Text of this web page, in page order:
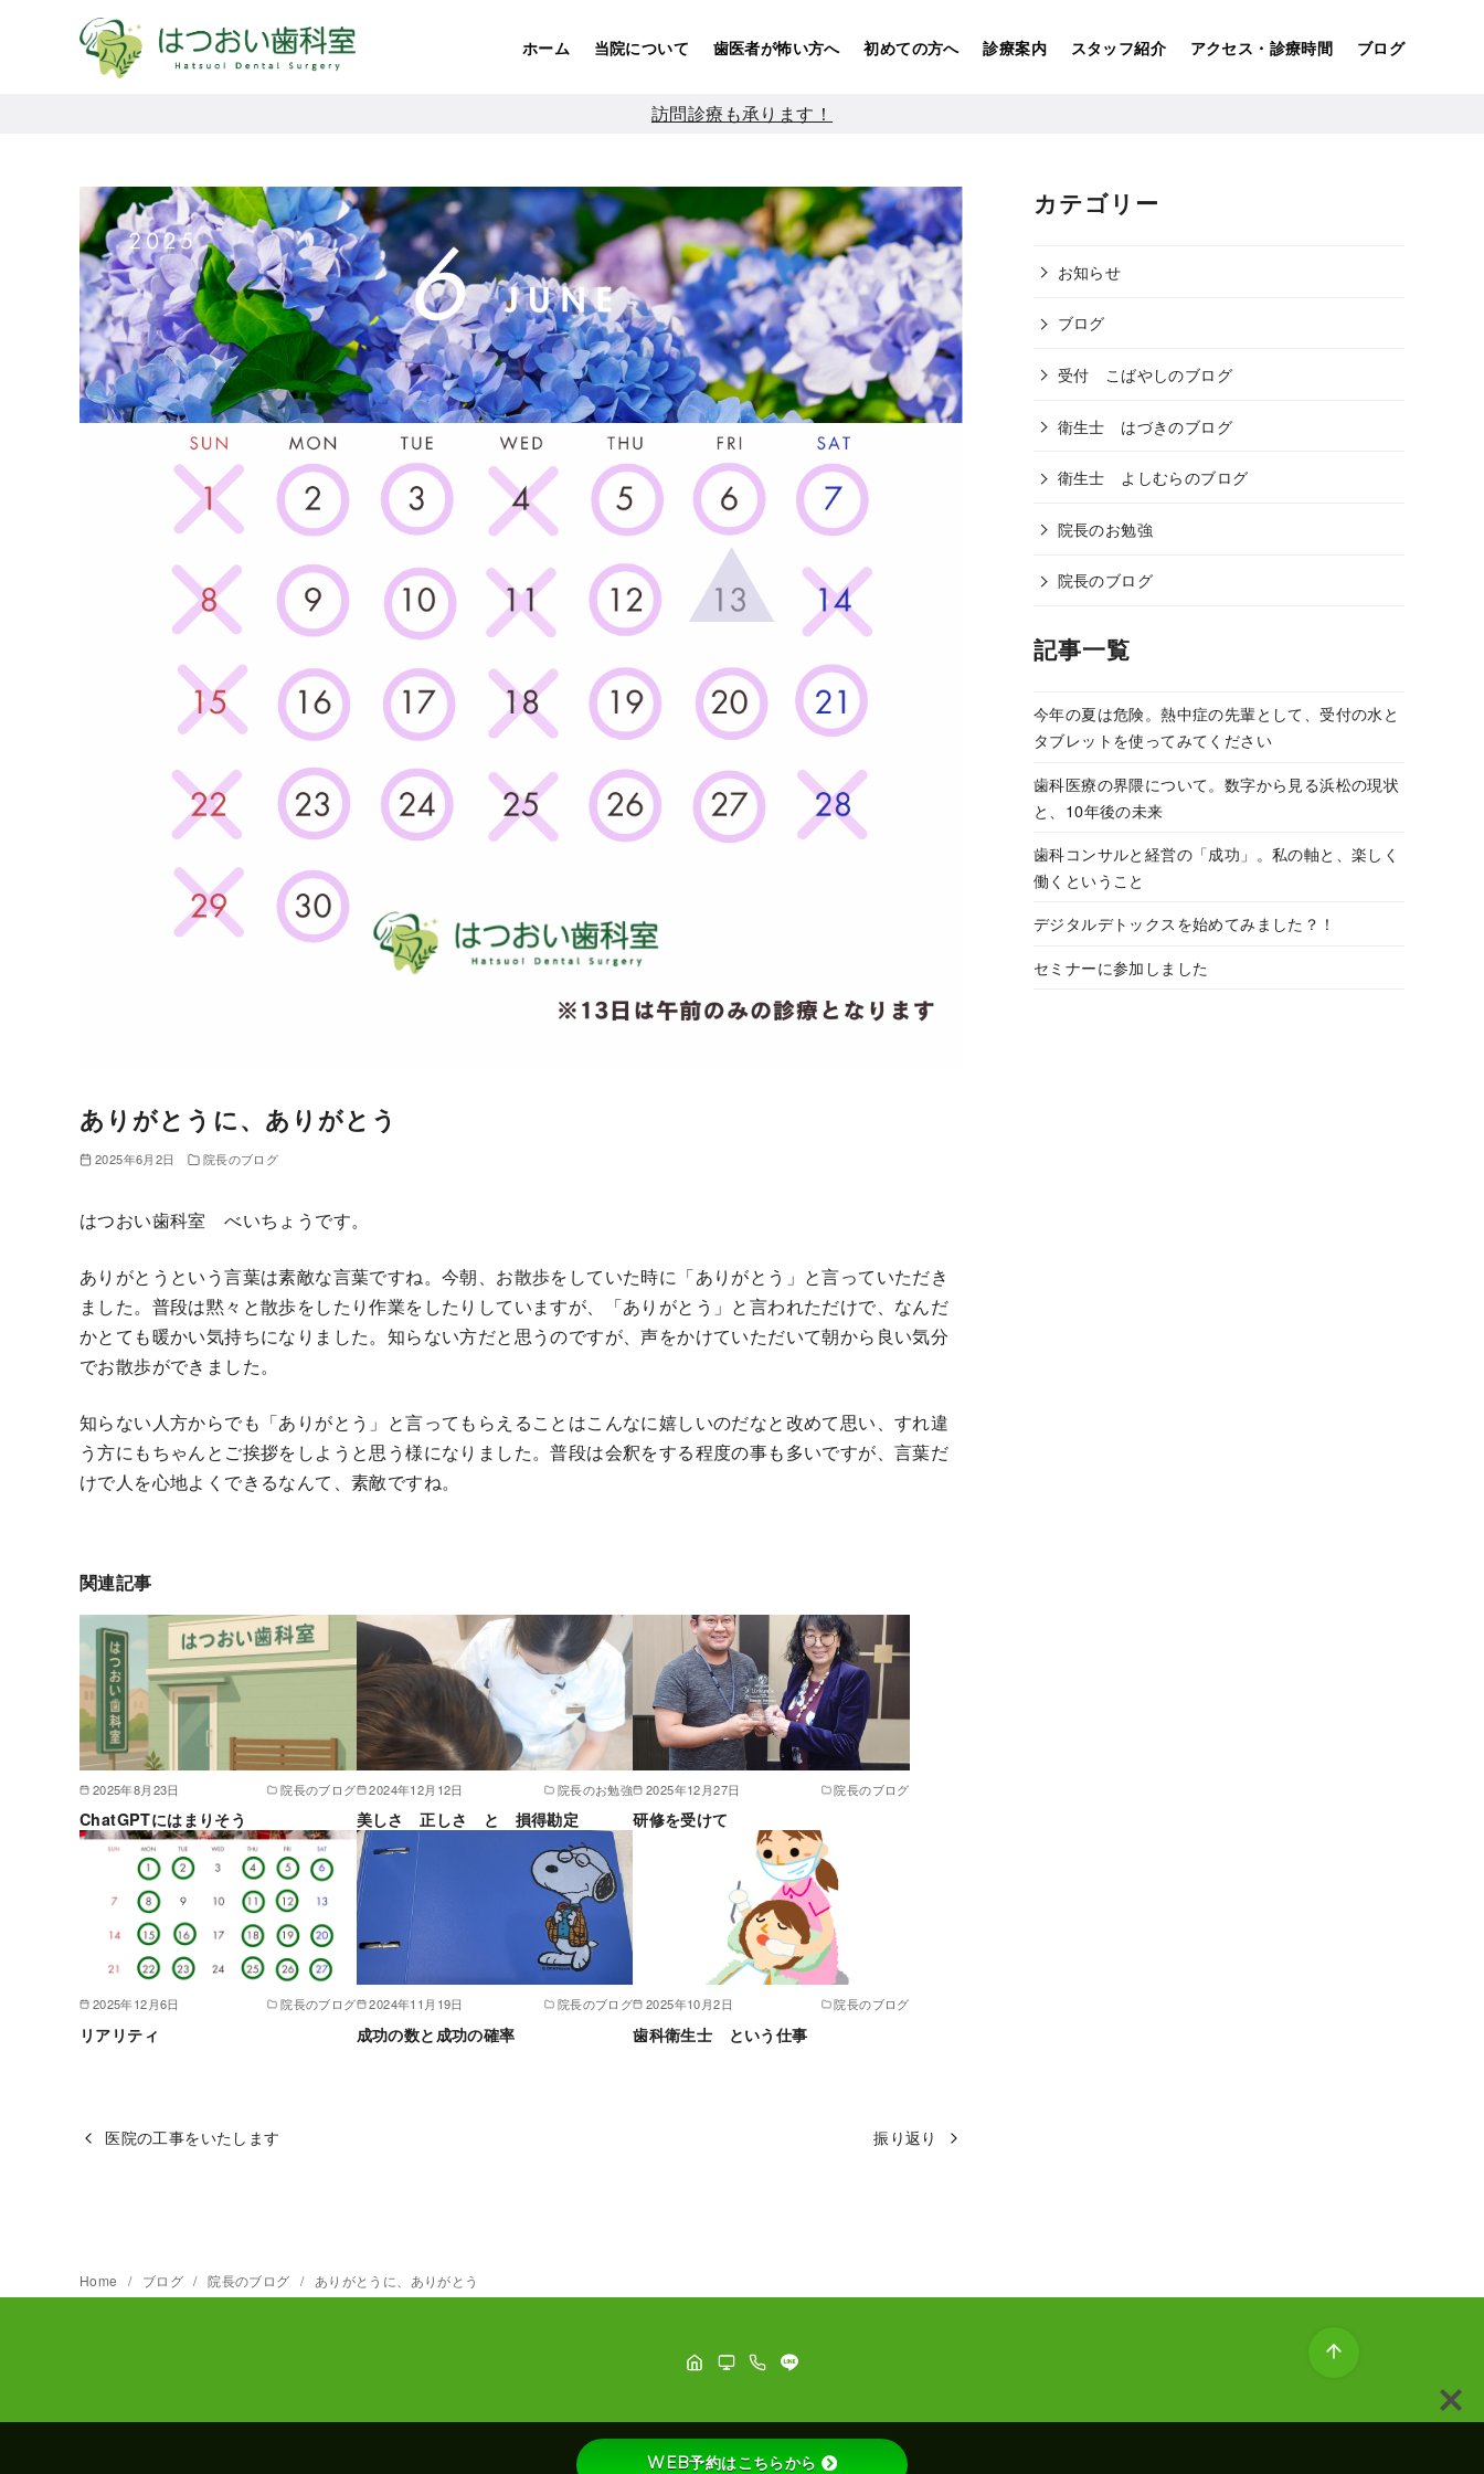
ホーム 当院について 歯医者が怖い方へ 初めての方へ 診療案内 スタッフ紹介 アクセス・診療時間 ブログ
訪問診療も承ります！
ありがとうに、ありがとう
2025年6月2日 院長のブログ
はつおい歯科室 べいちょうです。
ありがとうという言葉は素敵な言葉ですね。今朝、お散歩をしていた時に「ありがとう」と言っていただき
ました。普段は黙々と散歩をしたり作業をしたりしていますが、「ありがとう」と言われただけで、なんだ
かとても暖かい気持ちになりました。知らない方だと思うのですが、声をかけていただいて朝から良い気分
でお散歩ができました。
知らない人方からでも「ありがとう」と言ってもらえることはこんなに嬉しいのだなと改めて思い、すれ違
う方にもちゃんとご挨拶をしようと思う様になりました。普段は会釈をする程度の事も多いですが、言葉だ
けで人を心地よくできるなんて、素敵ですね。
関連記事
2025年8月23日 院長のブログ
ChatGPTにはまりそう
2024年12月12日 院長のお勉強
美しさ 正しさ と 損得勘定
2025年12月27日 院長のブログ
研修を受けて
2025年12月6日 院長のブログ
リアリティ
2024年11月19日 院長のブログ
成功の数と成功の確率
2025年10月2日 院長のブログ
歯科衛生士 という仕事
医院の工事をいたします 振り返り
カテゴリー
お知らせ
ブログ
受付 こばやしのブログ
衛生士 はづきのブログ
衛生士 よしむらのブログ
院長のお勉強
院長のブログ
記事一覧
今年の夏は危険。熱中症の先輩として、受付の水と
タブレットを使ってみてください
歯科医療の界隈について。数字から見る浜松の現状
と、10年後の未来
歯科コンサルと経営の「成功」。私の軸と、楽しく
働くということ
デジタルデトックスを始めてみました？！
セミナーに参加しました
Home ブログ 院長のブログ ありがとうに、ありがとう
WEB予約はこちらから